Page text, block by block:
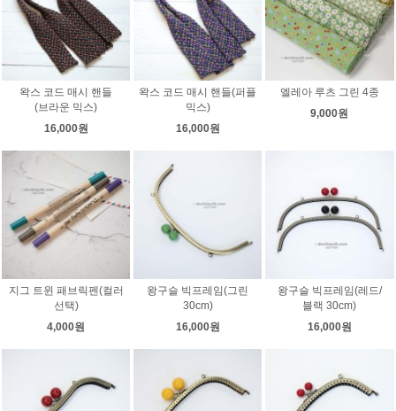
왁스 코드 매시 핸들
(브라운 믹스)
16,000원
왁스 코드 매시 핸들(퍼플
믹스)
16,000원
엘레아 루츠 그린 4종
9,000원
지그 트윈 패브릭펜(컬러
선택)
4,000원
왕구슬 빅프레임(그린
30cm)
16,000원
왕구슬 빅프레임(레드/
블랙 30cm)
16,000원